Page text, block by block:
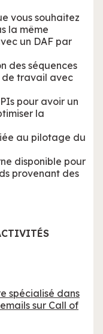
vous souhaitez
la même
un DAF par
des séquences
de travail avec
pour avoir un
la
au pilotage du
disponible pour
provenant des
spécialisé dans
sur Call of